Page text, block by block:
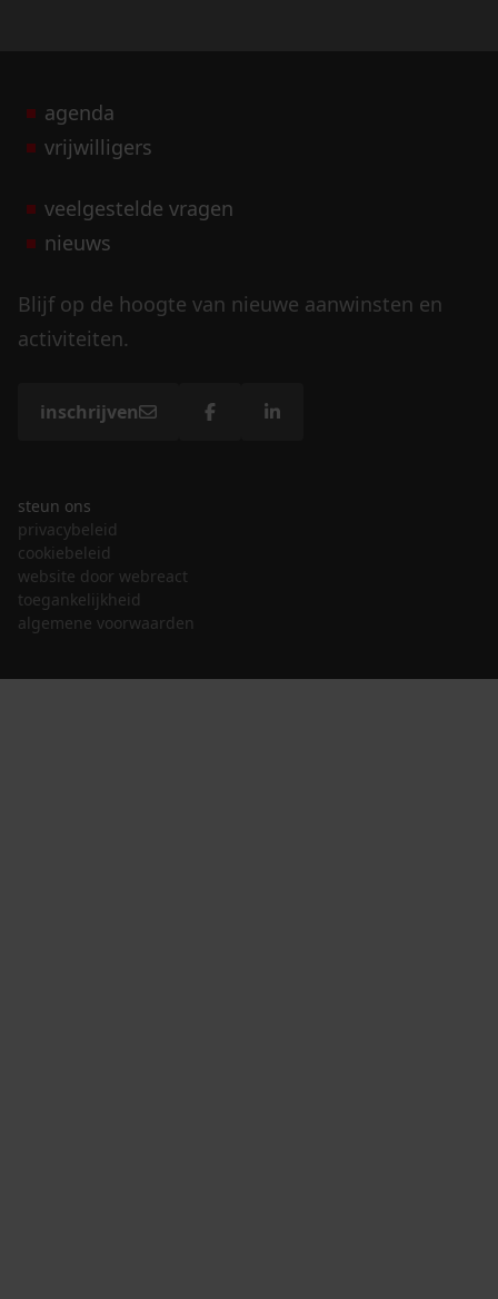
agenda
vrijwilligers
veelgestelde vragen
nieuws
Blijf op de hoogte van nieuwe aanwinsten en
activiteiten.
inschrijven
steun ons
privacybeleid
cookiebeleid
website door webreact
toegankelijkheid
algemene voorwaarden